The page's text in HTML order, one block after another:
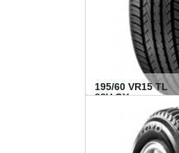
195/60 VR15 TL
88V GY...